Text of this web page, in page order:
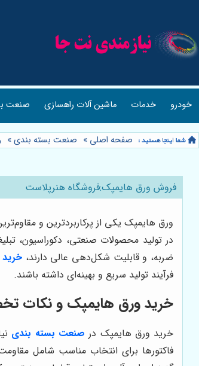
خودرو خدمات ماشین آلات راهسازی صنعت
صفحه اصلی » صنعت بسته بندی»
فروش ورق هایمپک:فروشگاه هنرپلاست
ورق هایمپک یکی از پرکاربردترین و
در تولید محصولات صنعتی، دکوراسیون،
ضربه، و قابلیت شکل‌دهی عالی دارند،
فرآیند تولید سریع و بهینه‌ای داشته باشند.
خرید ورق هایمپک و نکات
خرید ورق هایمپک در صنعت بسته بندی
فاکتورها برای انتخاب مناسب شامل